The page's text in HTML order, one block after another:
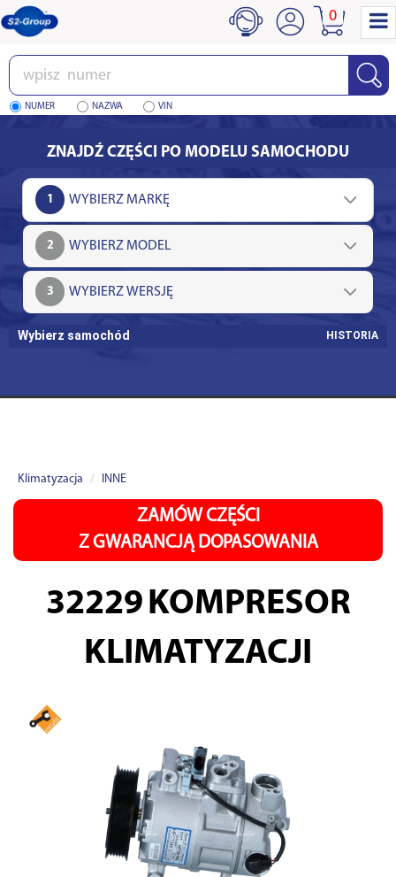
Wpisz
numer
NUMER NAZWA VIN
0
ZNAJDŹ CZĘŚCI PO MODELU SAMOCHODU
1
2
3
Wybierz samochód HISTORIA
Klimatyzacja INNE
ZAMÓW CZĘŚCI
Z GWARANCJĄ DOPASOWANIA
32229 KOMPRESOR
KLIMATYZACJI